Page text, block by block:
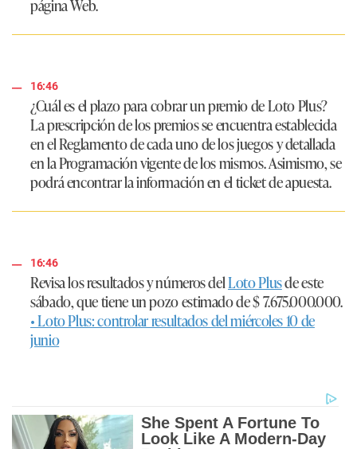
página Web.
16:46
¿Cuál es el plazo para cobrar un premio de Loto Plus?
La prescripción de los premios se encuentra establecida
en el Reglamento de cada uno de los juegos y detallada
en la Programación vigente de los mismos. Asimismo, se
podrá encontrar la información en el ticket de apuesta.
16:46
Revisa los resultados y números delLoto Plusde este
sábado, que tiene un pozo estimado de$ 7.675.000.000.
• Loto Plus: controlar resultados del miércoles 10 de
junio